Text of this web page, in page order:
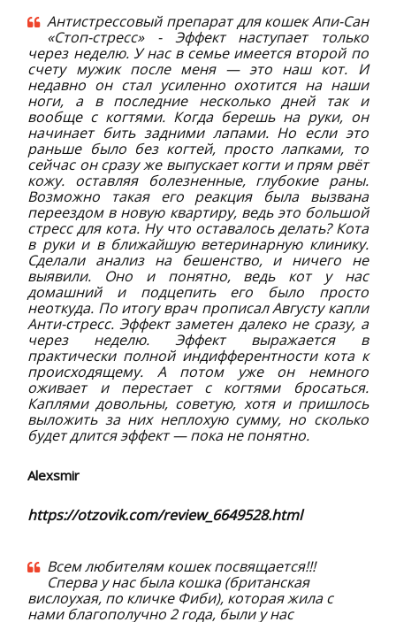
Антистрессовый препарат для кошек Апи-Сан
«Стоп-стресс» - Эффект наступает только
через неделю. У нас в семье имеется второй по
счету мужик после меня — это наш кот. И
недавно он стал усиленно охотится на наши
ноги, а в последние несколько дней так и
вообще с когтями. Когда берешь на руки, он
начинает бить задними лапами. Но если это
раньше было без когтей, просто лапками, то
сейчас он сразу же выпускает когти и прям рвёт
кожу. оставляя болезненные, глубокие раны.
Возможно такая его реакция была вызвана
переездом в новую квартиру, ведь это большой
стресс для кота. Ну что оставалось делать? Кота
в руки и в ближайшую ветеринарную клинику.
Сделали анализ на бешенство, и ничего не
выявили. Оно и понятно, ведь кот у нас
домашний и подцепить его было просто
неоткуда. По итогу врач прописал Августу капли
Анти-стресс. Эффект заметен далеко не сразу, а
через неделю. Эффект выражается в
практически полной индифферентности кота к
происходящему. А потом уже он немного
оживает и перестает с когтями бросаться.
Каплями довольны, советую, хотя и пришлось
выложить за них неплохую сумму, но сколько
будет длится эффект — пока не понятно.
Alexsmir
https://otzovik.com/review_6649528.html
Всем любителям кошек посвящается!!!
Сперва у нас была кошка (британская
вислоухая, по кличке Фиби), которая жила с
нами благополучно 2 года, были у нас